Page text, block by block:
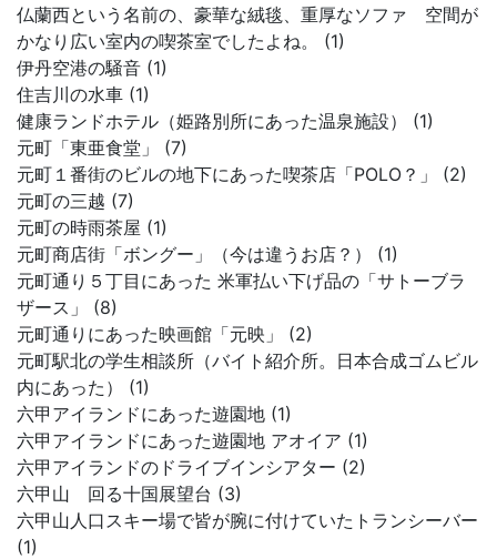
仏蘭西という名前の、豪華な絨毯、重厚なソファ 空間が
かなり広い室内の喫茶室でしたよね。 (1)
伊丹空港の騒音 (1)
住吉川の水車 (1)
健康ランドホテル（姫路別所にあった温泉施設） (1)
元町「東亜食堂」 (7)
元町１番街のビルの地下にあった喫茶店「POLO？」 (2)
元町の三越 (7)
元町の時雨茶屋 (1)
元町商店街「ボングー」（今は違うお店？） (1)
元町通り５丁目にあった 米軍払い下げ品の「サトーブラ
ザース」 (8)
元町通りにあった映画館「元映」 (2)
元町駅北の学生相談所（バイト紹介所。日本合成ゴムビル
内にあった） (1)
六甲アイランドにあった遊園地 (1)
六甲アイランドにあった遊園地 アオイア (1)
六甲アイランドのドライブインシアター (2)
六甲山 回る十国展望台 (3)
六甲山人口スキー場で皆が腕に付けていたトランシーバー
(1)